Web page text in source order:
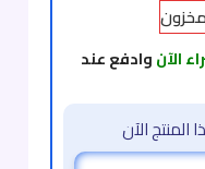
الآنوادفع عند
الآن